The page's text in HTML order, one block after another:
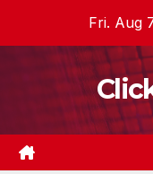
Fri. Aug